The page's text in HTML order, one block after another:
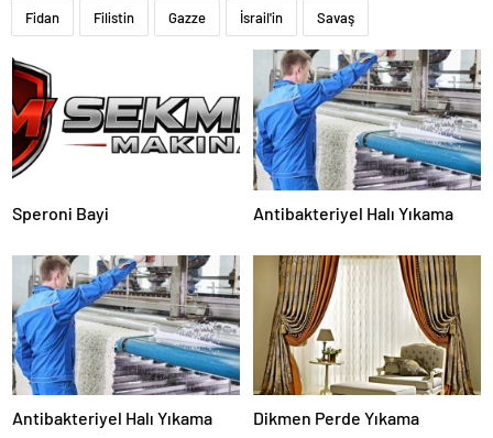
Fidan Filistin Gazze İsrail'in Savaş
Speroni Bayi Antibakteriyel Halı Yıkama
Antibakteriyel Halı Yıkama Dikmen Perde Yıkama